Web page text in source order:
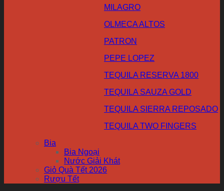
MILAGRO
OLMECA ALTOS
PATRON
PEPE LOPEZ
TEQUILA RESERVA 1800
TEQUILA SAUZA GOLD
TEQUILA SIERRA REPOSADO
TEQUILA TWO FINGERS
Bia
Bia Ngoại
Nước Giải Khát
Giỏ Quà Tết 2026
Rượu Tết